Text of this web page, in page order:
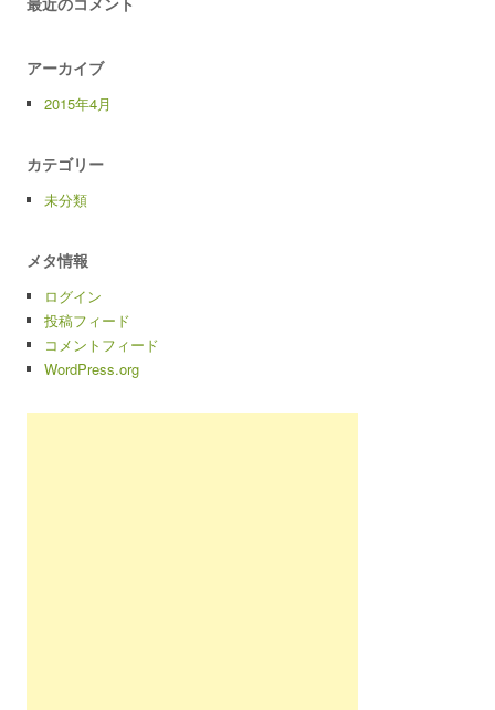
アーカイブ
2015年4月
カテゴリー
未分類
メタ情報
ログイン
投稿フィード
コメントフィード
WordPress.org